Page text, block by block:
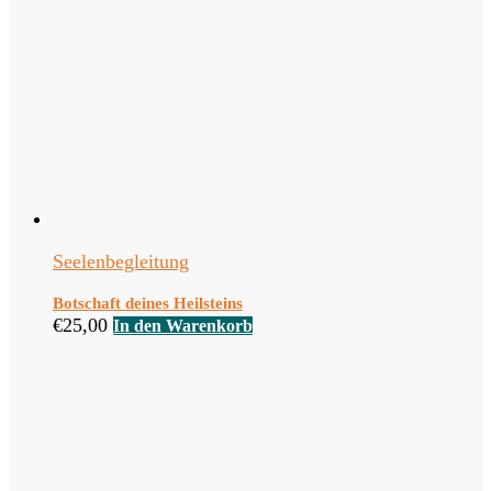
Seelenbegleitung
Botschaft deines Heilsteins
€25,00 In den Warenkorb